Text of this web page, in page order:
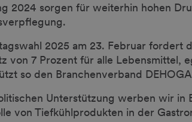
2024 sorgen für weiterhin hohen
2025 am 23. Februar fordert
von 7 Prozent für alle Lebensmittel,
so den Branchenverband
Unterstützung werben wir in
von Tiefkühlprodukten in der